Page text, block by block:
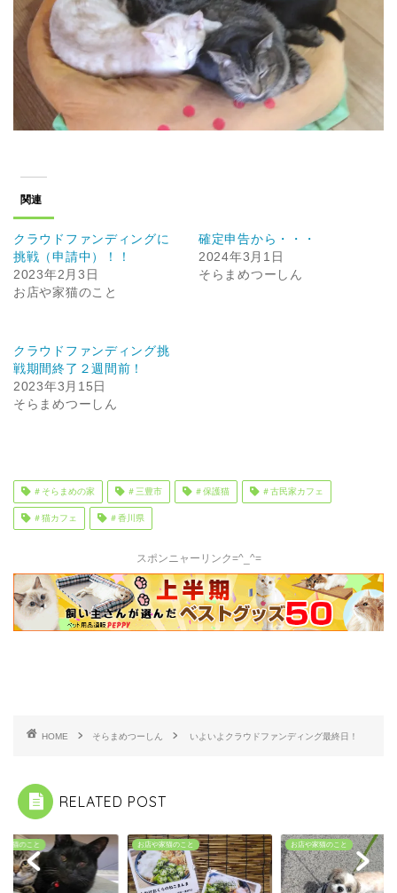
関連
クラウドファンディングに
挑戦（申請中）！！
2023年2月3日
お店や家猫のこと
確定申告から・・・
2024年3月1日
そらまめつーしん
クラウドファンディング挑
戦期間終了２週間前！
2023年3月15日
そらまめつーしん
＃そらまめの家 ＃三豊市 ＃保護猫 ＃古民家カフェ
＃猫カフェ ＃香川県
スポンニャーリンク=^_^=
HOME そらまめつーしん いよいよクラウドファンディング最終日！
RELATED POST
家猫のこと お店や家猫のこと お店や家猫のこと